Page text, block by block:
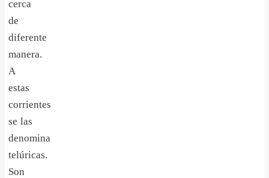
cerca
de
diferente
manera.
A
estas
corrientes
se las
denomina
telúricas.
Son